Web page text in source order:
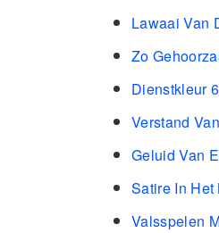
Lawaai Van
Zo
Dienstkleur
Verstand
Geluid Van
Satire In
Valsspelen